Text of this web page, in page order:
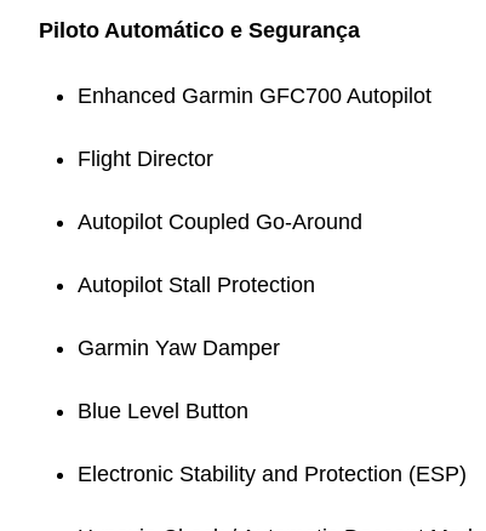
Piloto Automático e Segurança
Enhanced Garmin GFC700 Autopilot
Flight Director
Autopilot Coupled Go-Around
Autopilot Stall Protection
Garmin Yaw Damper
Blue Level Button
Electronic Stability and Protection (ESP)